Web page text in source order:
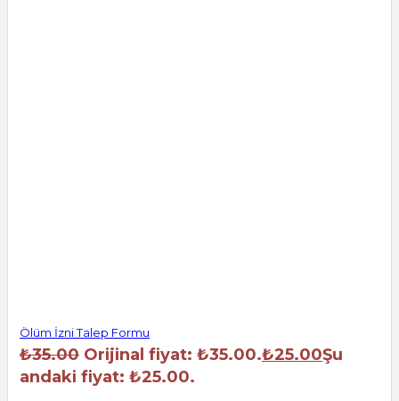
Ölüm İzni Talep Formu
₺35.00 Orijinal fiyat: ₺35.00.₺25.00Şu
andaki fiyat: ₺25.00.